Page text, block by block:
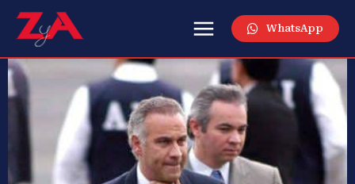
WhatsApp